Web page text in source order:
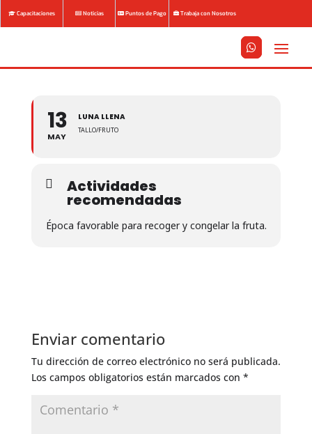
Capacitaciones Noticias Puntos de Pago Trabaja con Nosotros



13
MAY
LUNA LLENA
TALLO/FRUTO
Actividades
recomendadas
Época favorable para recoger y congelar la fruta.
Enviar comentario
Tu dirección de correo electrónico no será publicada.
Los campos obligatorios están marcados con *